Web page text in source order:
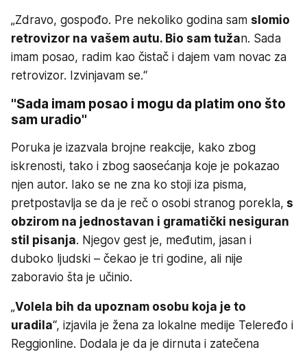
„Zdravo, gospođo. Pre nekoliko godina sam slomio
retrovizor na vašem autu. Bio sam tužan. Sada
imam posao, radim kao čistač i dajem vam novac za
retrovizor. Izvinjavam se.“
"Sada imam posao i mogu da platim ono što
sam uradio"
Poruka je izazvala brojne reakcije, kako zbog
iskrenosti, tako i zbog saosećanja koje je pokazao
njen autor. Iako se ne zna ko stoji iza pisma,
pretpostavlja se da je reč o osobi stranog porekla, s
obzirom na jednostavan i gramatički nesiguran
stil pisanja. Njegov gest je, međutim, jasan i
duboko ljudski – čekao je tri godine, ali nije
zaboravio šta je učinio.
„Volela bih da upoznam osobu koja je to
uradila“, izjavila je žena za lokalne medije Teleređo i
Reggionline. Dodala je da je dirnuta i zatečena